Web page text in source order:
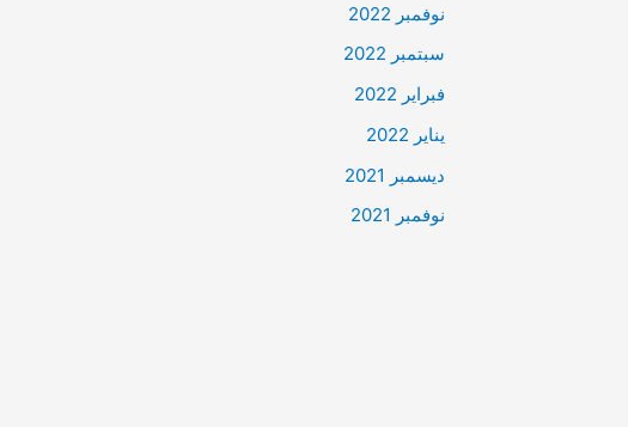
نوفمبر 2022
سبتمبر 2022
فبراير 2022
يناير 2022
ديسمبر 2021
نوفمبر 2021